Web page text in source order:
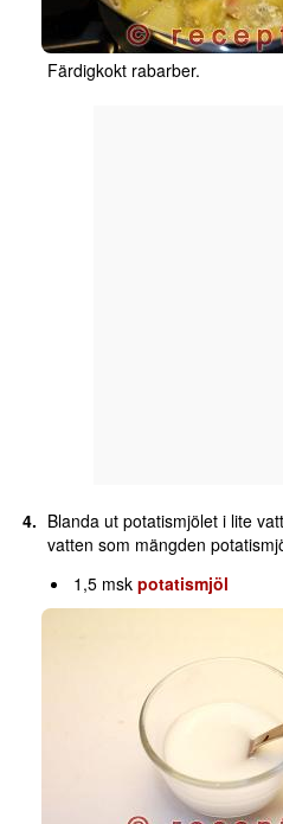
Färdigkokt rabarber.
Blanda ut potatismjölet i lite
vatten som mängden
1,5 mskpotatismjöl